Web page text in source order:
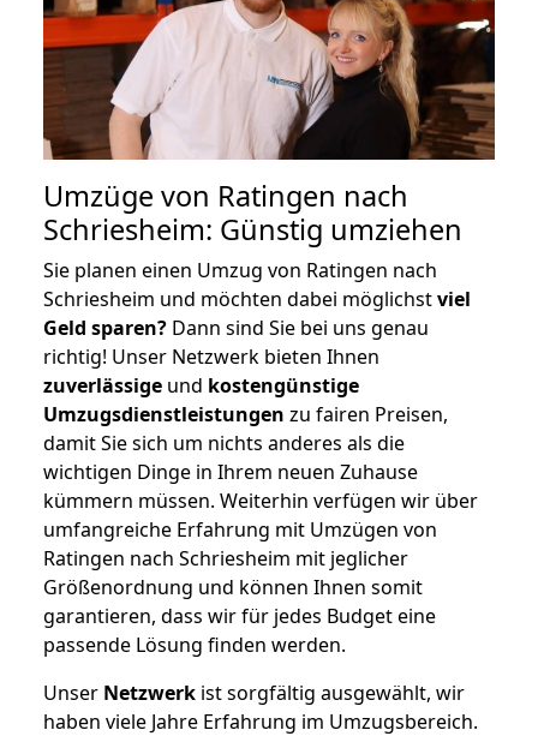
Umzüge von Ratingen nach
Schriesheim: Günstig umziehen
Sie planen einen Umzug von Ratingen nach
Schriesheim und möchten dabei möglichstviel
Geld sparen? Dann sind Sie bei uns genau
richtig! Unser Netzwerk bieten Ihnen
zuverlässige und kostengünstige
Umzugsdienstleistungen zu fairen Preisen,
damit Sie sich um nichts anderes als die
wichtigen Dinge in Ihrem neuen Zuhause
kümmern müssen. Weiterhin verfügen wir über
umfangreiche Erfahrung mit Umzügen von
Ratingen nach Schriesheim mit jeglicher
Größenordnung und können Ihnen somit
garantieren, dass wir für jedes Budget eine
passende Lösung finden werden.
Unser Netzwerk ist sorgfältig ausgewählt, wir
haben viele Jahre Erfahrung im Umzugsbereich.